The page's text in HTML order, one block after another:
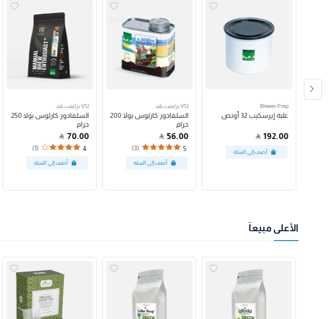
Brewer Prep
علبة إيرسكيب 32 أونص
192.00
V12 برايفت بلند
السلفادور كارلوس بولا 200
جرام
56.00
5
(3)
V12 برايفت بلند
السلفادور كارلوس بولا 250
جرام
70.00
4
(1)
الأعلى مبيعاً